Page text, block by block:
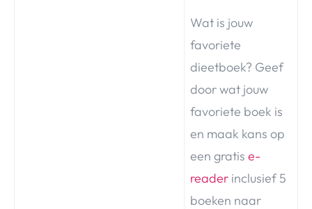
Wat is jouw
favoriete
dieetboek? Geef
door wat jouw
favoriete boek is
en maak kans op
een gratis e-
reader inclusief 5
boeken naar